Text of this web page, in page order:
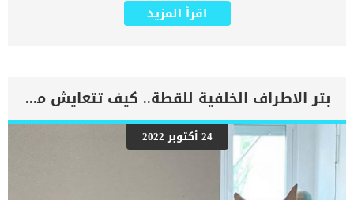
عن البرد القارس. قضمة الصقيع تحدث عندما ينخفض ​​تدفق الدم إلى
المنطقة المصابة بشكل كبير ، وينتج عنه إصابات مشابهة للحروق الحرارية.
مثل القلب ، عندما يكون الجسم معرضًا لخطر البرودة الشديدة. مناطق
الكلب التي تتأثر عادة بقضمة الصقيع أكثر مناطق الجسم إصابةً هي تلك
الأبعد عن القلب بما في ذلك: الأذن الذيل أصابع القدم الأنف كيس الصفن
يمكن أن تحدث قضمة الصقيع في أقل من 15 دقيقة ، أو قد تستغرق عدة
ساعات أو حتى أيام لتظهر. مع الاسف الأنسجة التي تضررت من قضمة
الصقيع يمكن أن تصاب بالعدوى أو حتى الغرغرينا يمكن أن يختلف ظهور
الأعراض بشكل كبير اعتمادًا على الحالة الصحية العامة للكلب. اقرا ايضا:
أنفلونزا الكلاب: أعراض نزلات البرد عند الكلاب وطرق العلاج علامات اصابة
اقرأ المزيد
بتر الاطراف الخلفية للقطة.. كيف تتعايش معها ؟
24 أكتوبر 2022